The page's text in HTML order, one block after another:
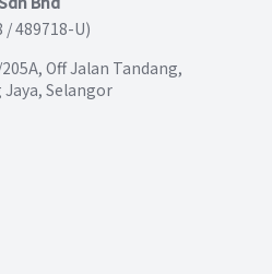
/ 489718-U)
Off Jalan Tandang,
Selangor